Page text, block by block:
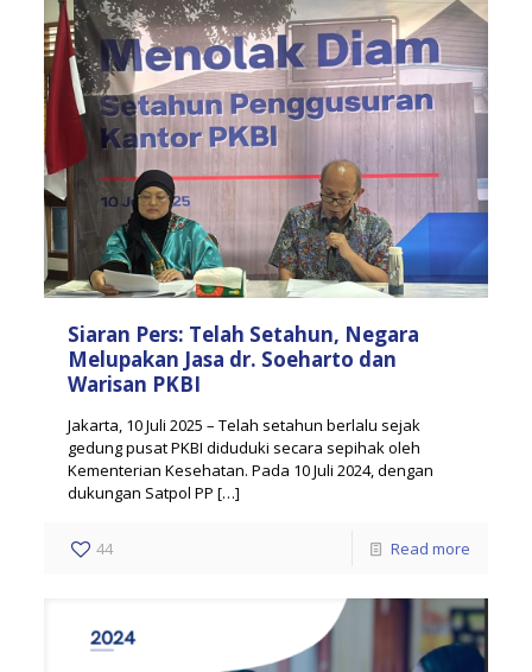
Siaran Pers: Telah Setahun, Negara
Melupakan Jasa dr. Soeharto dan
Warisan PKBI
Jakarta, 10 Juli 2025 – Telah setahun berlalu sejak
gedung pusat PKBI diduduki secara sepihak oleh
Kementerian Kesehatan. Pada 10 Juli 2024, dengan
dukungan Satpol PP […]
44 Read more